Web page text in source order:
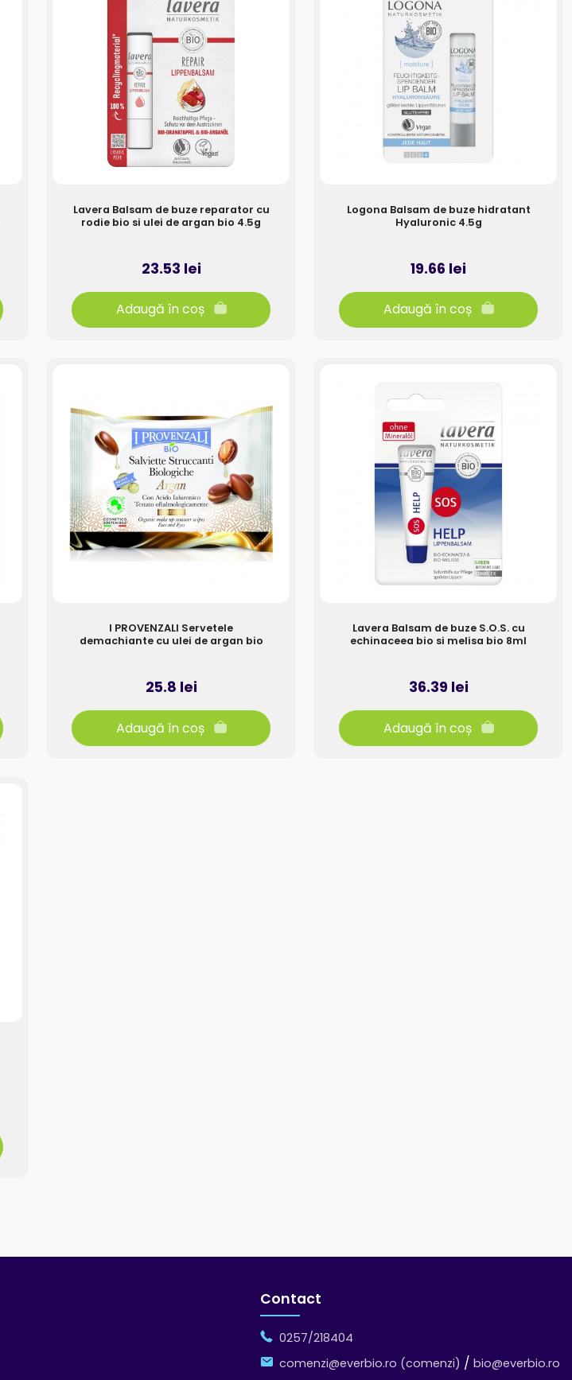
Lavera Balsam de buze reparator cu
rodie bio si ulei de argan bio 4.5g
23.53 lei
Adaugă în coș
Logona Balsam de buze hidratant
Hyaluronic 4.5g
19.66 lei
Adaugă în coș
I PROVENZALI Servetele
demachiante cu ulei de argan bio
25.8 lei
Adaugă în coș
Lavera Balsam de buze S.O.S. cu
echinaceea bio si melisa bio 8ml
36.39 lei
Adaugă în coș
Contact
0257/218404
comenzi@everbio.ro (comenzi) / bio@everbio.ro